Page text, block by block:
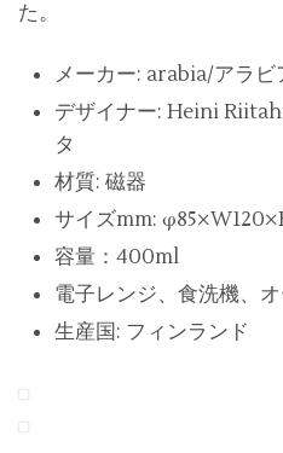
た。
メーカー: arabia/アラビ
デザイナー: Heini
タ
材質: 磁器
サイズmm:
容量：400ml
電子レンジ、食洗機、
生産国: フィンランド